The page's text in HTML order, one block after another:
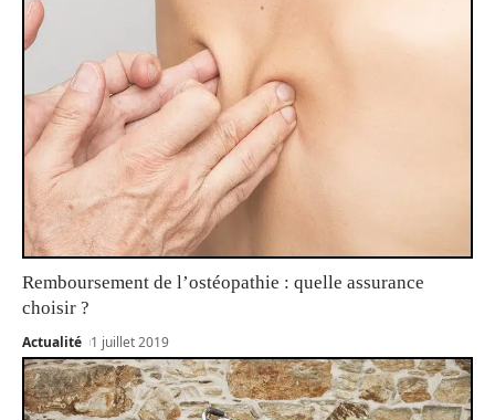
Remboursement de l’ostéopathie : quelle assurance
choisir ?
Actualité 1 juillet 2019